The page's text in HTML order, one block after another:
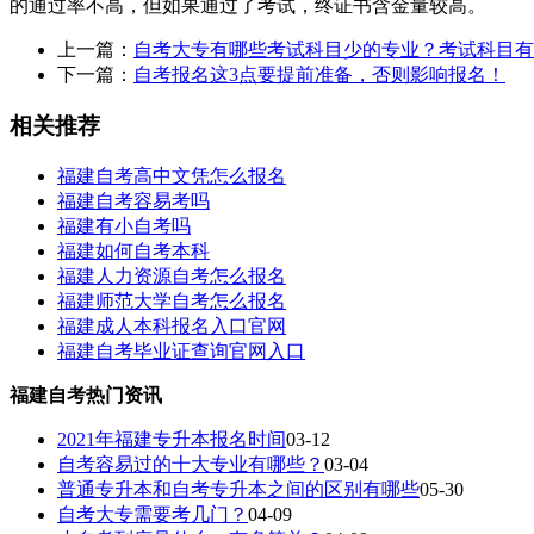
的通过率不高，但如果通过了考试，终证书含金量较高。
上一篇： 自考大专有哪些考试科目少的专业？考试科目
下一篇： 自考报名这3点要提前准备，否则影响报名！
相关推荐
福建自考高中文凭怎么报名
福建自考容易考吗
福建有小自考吗
福建如何自考本科
福建人力资源自考怎么报名
福建师范大学自考怎么报名
福建成人本科报名入口官网
福建自考毕业证查询官网入口
福建自考热门资讯
2021年福建专升本报名时间03-12
自考容易过的十大专业有哪些？ 03-04
普通专升本和自考专升本之间的区别有哪些05-30
自考大专需要考几门？ 04-09